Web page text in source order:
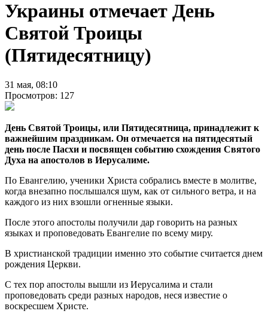
Украины отмечает День
Святой Троицы
(Пятидесятницу)
31 мая, 08:10
Просмотров: 127
День Святой Троицы, или Пятидесятница, принадлежит к
важнейшим праздникам. Он отмечается на пятидесятый
день после Пасхи и посвящен событию схождения Святого
Духа на апостолов в Иерусалиме.
По Евангелию, ученики Христа собрались вместе в молитве,
когда внезапно послышался шум, как от сильного ветра, и на
каждого из них взошли огненные языки.
После этого апостолы получили дар говорить на разных
языках и проповедовать Евангелие по всему миру.
В христианской традиции именно это событие считается днем
рождения Церкви.
С тех пор апостолы вышли из Иерусалима и стали
проповедовать среди разных народов, неся известие о
воскресшем Христе.